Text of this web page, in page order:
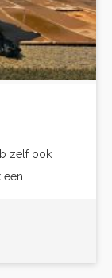
zelf ook